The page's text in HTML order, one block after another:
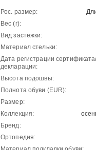
Рос. размер:
Вес (г):
Вид застежки:
Материал стельки:
Дата регистрации
декларации:
Высота подошвы:
Полнота обуви (EUR):
Размер:
Коллекция:
Бренд:
Ортопедия: